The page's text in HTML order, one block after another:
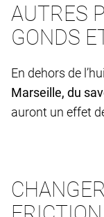
AUTRES
GONDS
En dehors de
Marseille, du
auront un effet